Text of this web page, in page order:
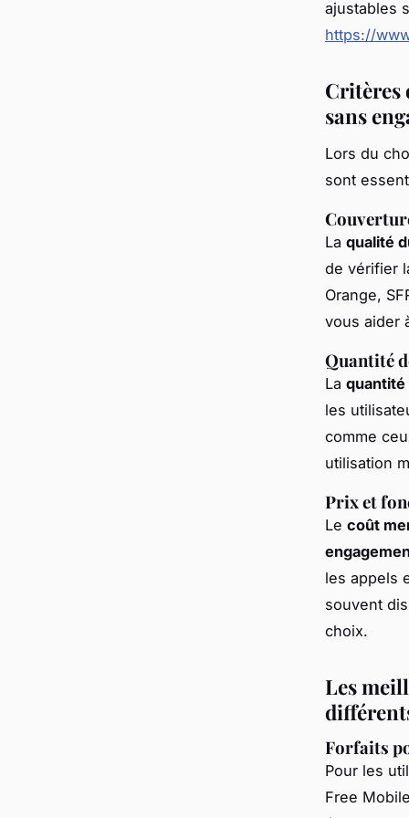
ajustables
https://
Critères
sans
Lors du
sont
La qualité
de vérifier
Orange,
vous aider
Quantité
La quantité
les
comme
utilisation
Prix et
Le coût
les appels
souvent
choix.
Les
Forfaits
Pour les
Free